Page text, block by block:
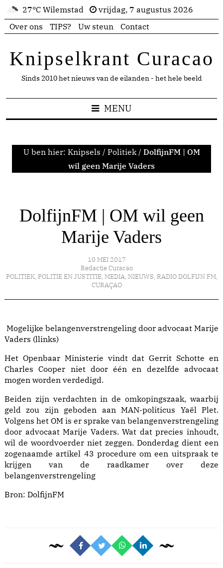
27°C Wilemstad
vrijdag, 7 augustus 2026
Over ons
TIPS? Uw steun Contact
Knipselkrant Curacao
Sinds 2010 het nieuws van de eilanden - het hele beeld
MENU
U ben hier: Knipsels / Politiek / DolfijnFM | OM
wil geen Marije Vaders
DolfijnFM | OM wil geen
Marije Vaders
10 MEI 2017
Redactie Curacao
POLITIEK, POLITIE EN JUSTITIE, MEDIA, NIEUWS, RADIO DOLFIJN FM,
CURAÇAO
Mogelijke belangenverstrengeling door advocaat Marije
Vaders (llinks)
Het Openbaar Ministerie vindt dat Gerrit Schotte en
Charles Cooper niet door één en dezelfde advocaat
mogen worden verdedigd.
Beiden zijn verdachten in de omkopingszaak, waarbij
geld zou zijn geboden aan MAN-politicus Yaël Plet.
Volgens het OM is er sprake van belangenverstrengeling
door advocaat Marije Vaders. Wat dat precies inhoudt,
wil de woordvoerder niet zeggen. Donderdag dient een
zogenaamde artikel 43 procedure om een uitspraak te
krijgen van de raadkamer over deze
belangenverstrengeling
Bron: DolfijnFM